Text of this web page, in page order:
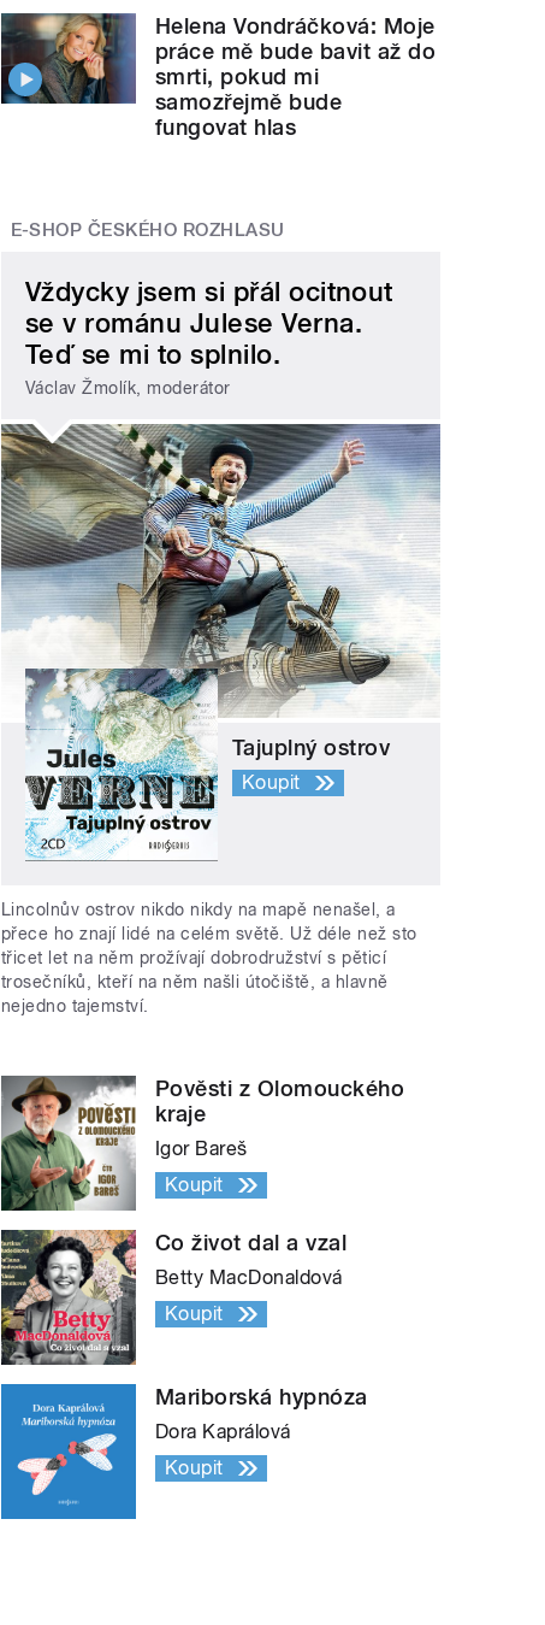
Helena Vondráčková: Moje
práce mě bude bavit až do
smrti, pokud mi
samozřejmě bude
fungovat hlas
E-SHOP ČESKÉHO ROZHLASU
Vždycky jsem si přál ocitnout
se v románu Julese Verna.
Teď se mi to splnilo.
Václav Žmolík, moderátor
Tajuplný ostrov
Koupit
Lincolnův ostrov nikdo nikdy na mapě nenašel, a
přece ho znají lidé na celém světě. Už déle než sto
třicet let na něm prožívají dobrodružství s pěticí
trosečníků, kteří na něm našli útočiště, a hlavně
nejedno tajemství.
Pověsti z Olomouckého
kraje
Igor Bareš
Koupit
Co život dal a vzal
Betty MacDonaldová
Koupit
Mariborská hypnóza
Dora Kaprálová
Koupit